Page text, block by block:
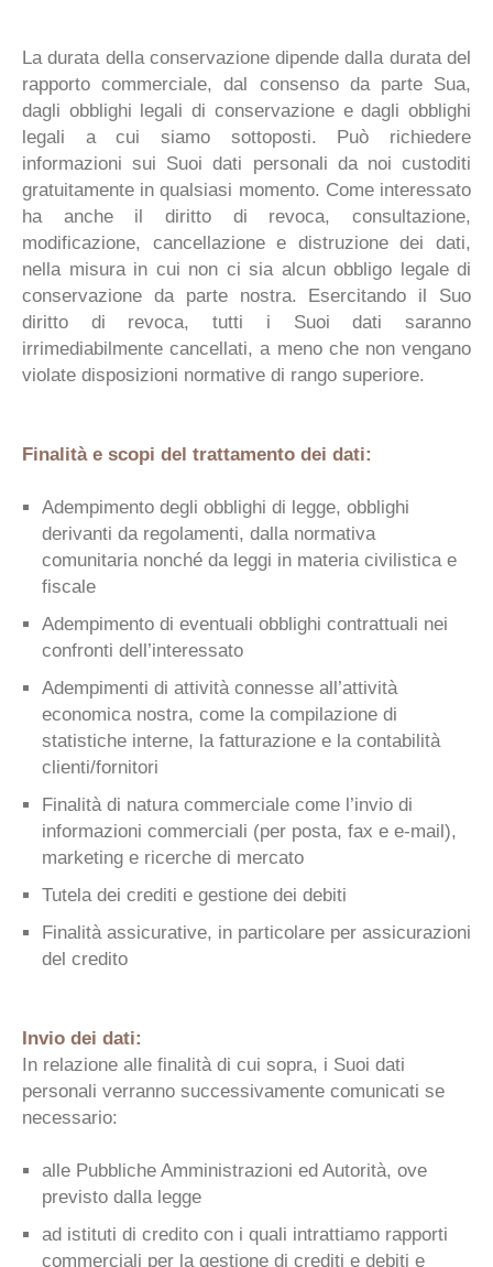
La durata della conservazione dipende dalla durata del
rapporto commerciale, dal consenso da parte Sua,
dagli obblighi legali di conservazione e dagli obblighi
legali a cui siamo sottoposti. Può richiedere
informazioni sui Suoi dati personali da noi custoditi
gratuitamente in qualsiasi momento. Come interessato
ha anche il diritto di revoca, consultazione,
modificazione, cancellazione e distruzione dei dati,
nella misura in cui non ci sia alcun obbligo legale di
conservazione da parte nostra. Esercitando il Suo
diritto di revoca, tutti i Suoi dati saranno
irrimediabilmente cancellati, a meno che non vengano
violate disposizioni normative di rango superiore.
Finalità e scopi del trattamento dei dati:
Adempimento degli obblighi di legge, obblighi
derivanti da regolamenti, dalla normativa
comunitaria nonché da leggi in materia civilistica e
fiscale
Adempimento di eventuali obblighi contrattuali nei
confronti dell’interessato
Adempimenti di attività connesse all’attività
economica nostra, come la compilazione di
statistiche interne, la fatturazione e la contabilità
clienti/fornitori
Finalità di natura commerciale come l’invio di
informazioni commerciali (per posta, fax e e-mail),
marketing e ricerche di mercato
Tutela dei crediti e gestione dei debiti
Finalità assicurative, in particolare per assicurazioni
del credito
Invio dei dati:
In relazione alle finalità di cui sopra, i Suoi dati
personali verranno successivamente comunicati se
necessario:
alle Pubbliche Amministrazioni ed Autorità, ove
previsto dalla legge
ad istituti di credito con i quali intrattiamo rapporti
commerciali per la gestione di crediti e debiti e